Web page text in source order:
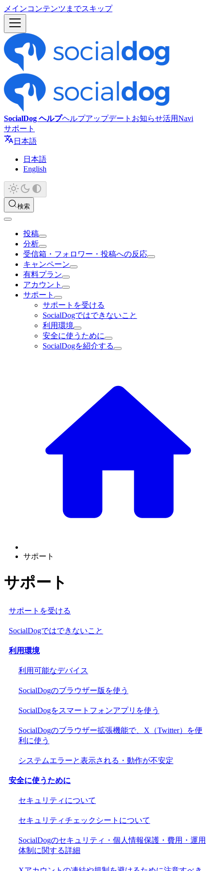
メインコンテンツまでスキップ
SocialDog ヘルプヘルプアップデート お知らせ活用Navi
サポート
日本語
日本語
English
検索
投稿
分析
受信箱・フォロワー・投稿への反応
キャンペーン
有料プラン
アカウント
サポート
サポートを受ける
SocialDogではできないこと
利用環境
安全に使うために
SocialDogを紹介する
サポート
サポート
サポートを受ける
SocialDogではできないこと
利用環境
利用可能なデバイス
SocialDogのブラウザー版を使う
SocialDogをスマートフォンアプリを使う
SocialDogのブラウザー拡張機能で、X（Twitter）を便
利に使う
システムエラーと表示される・動作が不安定
安全に使うために
セキュリティについて
セキュリティチェックシートについて
SocialDogのセキュリティ・個人情報保護・費用・運用
体制に関する詳細